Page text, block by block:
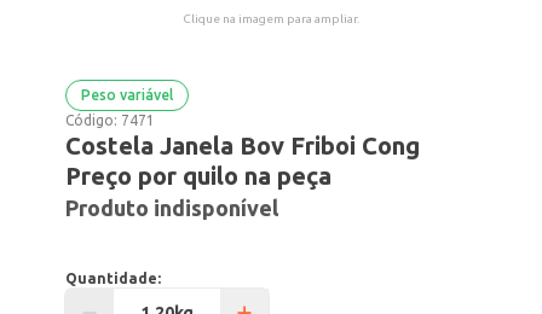
Clique na imagem para ampliar.
Peso variável
Código: 7471
Costela Janela Bov Friboi Cong
Preço por quilo na peça
Produto indisponível
Quantidade: